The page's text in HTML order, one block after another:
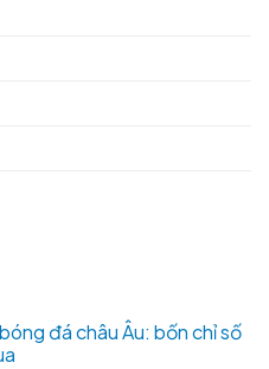
đá châu Âu: bốn chỉ số